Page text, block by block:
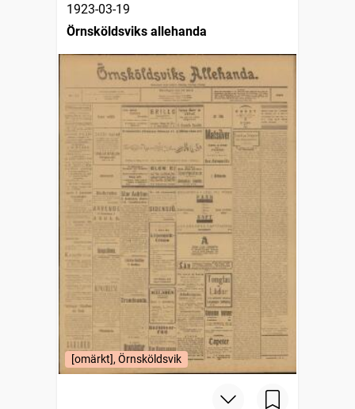
1923-03-19
Örnsköldsviks allehanda
[omärkt], Örnsköldsvik